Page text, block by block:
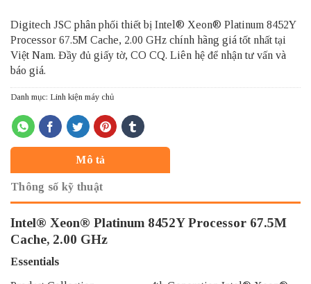
Digitech JSC phân phối thiết bị Intel® Xeon® Platinum 8452Y
Processor 67.5M Cache, 2.00 GHz chính hãng giá tốt nhất tại
Việt Nam. Đầy đủ giấy tờ, CO CQ. Liên hệ để nhận tư vấn và
báo giá.
Danh mục: Linh kiện máy chủ
Mô tả
Thông số kỹ thuật
Intel® Xeon® Platinum 8452Y Processor 67.5M
Cache, 2.00 GHz
Essentials